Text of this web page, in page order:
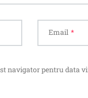
Email *
navigator pentru data